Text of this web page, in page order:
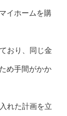
イホームを購
おり、同じ金
め手間がかか
れた計画を立